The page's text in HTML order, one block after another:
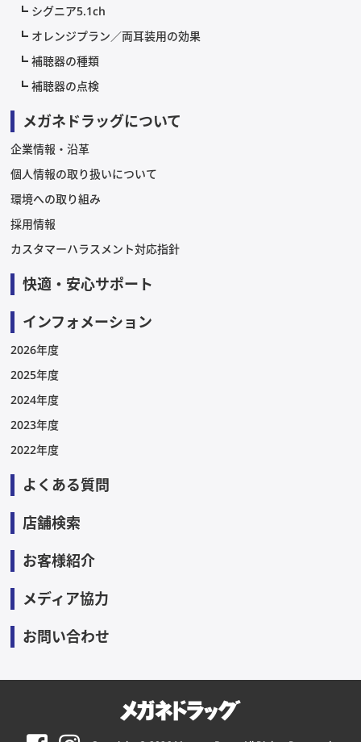
シグニア5.1ch
オレンジプラン／両耳装用の効果
補聴器の種類
補聴器の点検
メガネドラッグについて
企業情報・沿革
個人情報の取り扱いについて
環境への取り組み
採用情報
カスタマーハラスメント対応指針
快適・安心サポート
インフォメーション
2026年度
2025年度
2024年度
2023年度
2022年度
よくある質問
店舗検索
お客様紹介
メディア協力
お問い合わせ